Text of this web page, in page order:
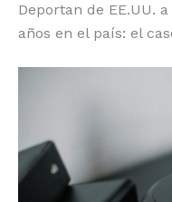
c
o
k
itt
er
ai
Deportan de EE.UU.
años en el país: el